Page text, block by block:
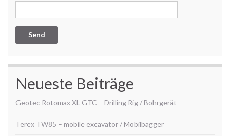
Neueste Beiträge
Geotec Rotomax XL GTC – Drilling Rig / Bohrgerät
Terex TW85 – mobile excavator / Mobilbagger